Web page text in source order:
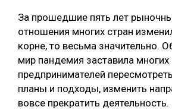
За прошедшие пять лет
отношения многих стран
корне, то весьма значительно.
мир пандемия заставила многих
предпринимателей
планы и подходы, изменить
вовсе прекратить деятельность.